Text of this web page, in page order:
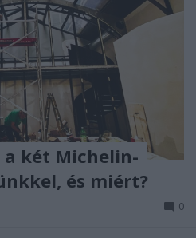
a két Michelin-
és miért?
0